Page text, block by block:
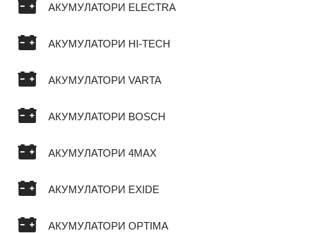
АКУМУЛАТОРИ ELECTRA
АКУМУЛАТОРИ HI-TECH
АКУМУЛАТОРИ VARTA
АКУМУЛАТОРИ BOSCH
АКУМУЛАТОРИ 4MAX
АКУМУЛАТОРИ EXIDE
АКУМУЛАТОРИ OPTIMA